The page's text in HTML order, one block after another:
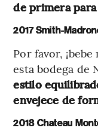
de primera
2017 Smith-
Por favor,
esta bodega de
estilo
envejece de
2018 Chateau